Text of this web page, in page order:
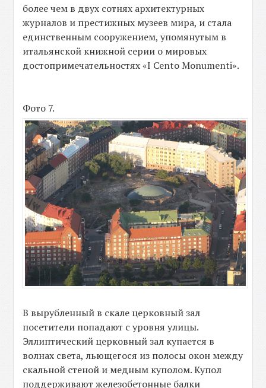
более чем в двух сотнях архитектурных
журналов и престижных музеев мира, и стала
единственным сооружением, упомянутым в
итальянской книжной серии о мировых
достопримечательностях «I Cento Monumenti».
Фото 7.
В вырубленный в скале церковный зал
посетители попадают с уровня улицы.
Эллиптический церковный зал купается в
волнах света, льющегося из полосы окон между
скальной стеной и медным куполом. Купол
поддерживают железобетонные балки